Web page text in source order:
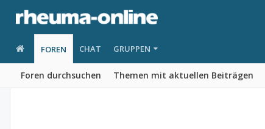
FOREN
Foren durchsuchen Themen mit aktuellen Beiträgen
CHAT GRUPPEN